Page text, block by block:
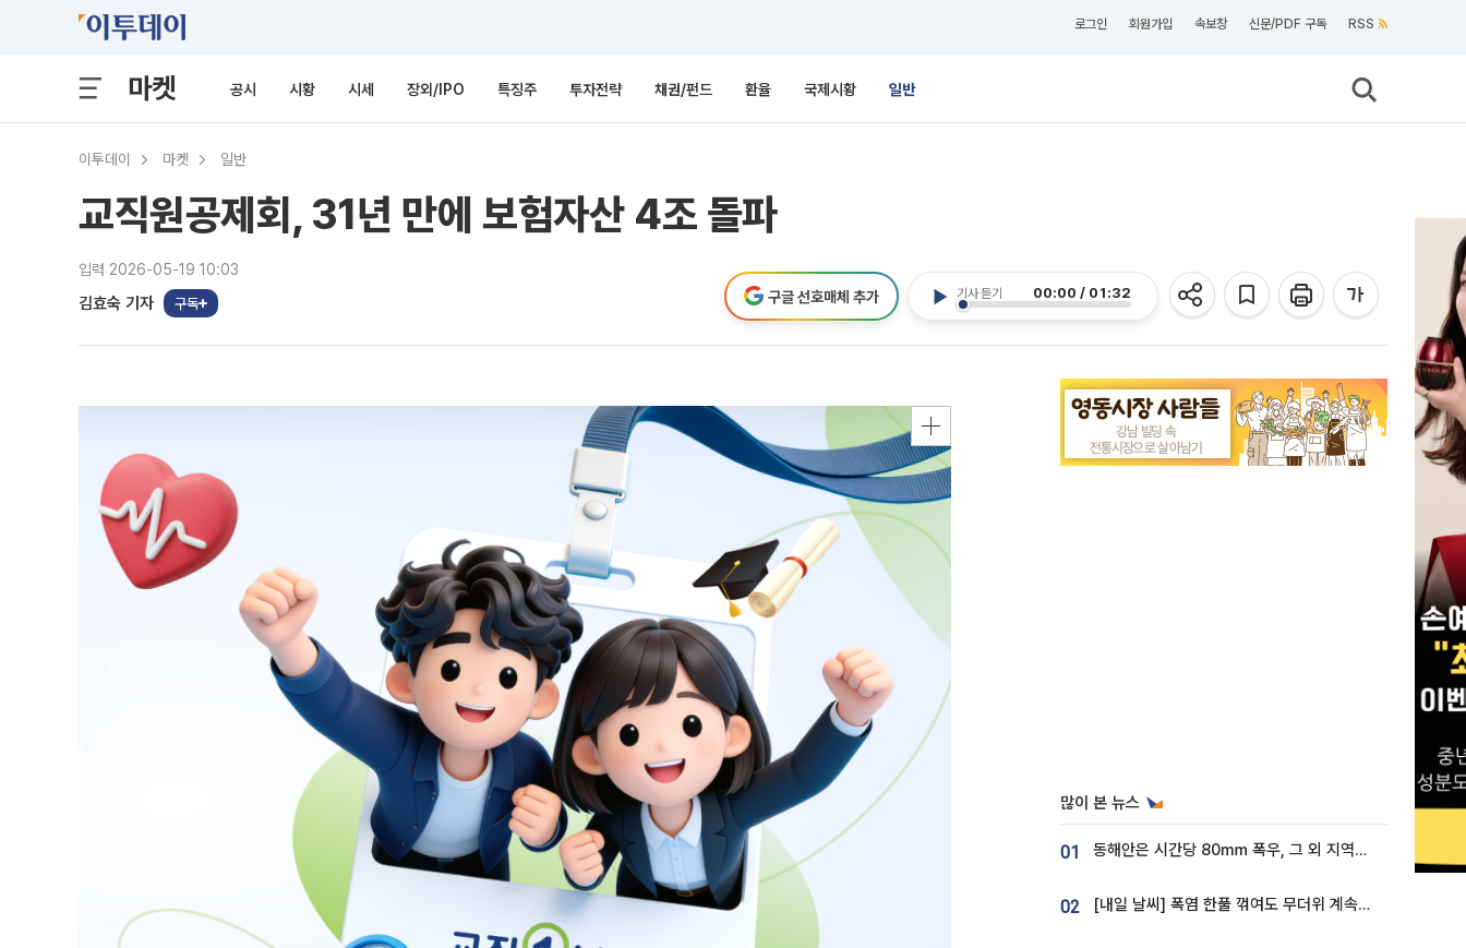
로그인 회원가입 속보창 신문/PDF 구독 RSS
마켓 공시 시황 시세 장외/IPO 특징주 투자전략 채권/펀드 환율 국제시황 일반
이투데이 마켓 일반
교직원공제회, 31년 만에 보험자산 4조 돌파
입력 2026-05-19 10:03
김효숙 기자 구독
기사 듣기 00:00 / 01:32
구글 선호매체 추가
많이 본 뉴스
01 동해안은 시간당 80㎜ 폭우, 그 외 지역은 폭염…‘극과 극 날씨’
02 [내일 날씨] 폭염 한풀 꺾여도 무더위 계속⋯동해안 이틀 연속 비